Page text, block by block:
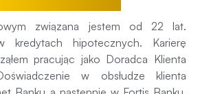
związana jestem od 22 lat.
kredytach hipotecznych. Karierę
pracując jako Doradca Klienta
w obsłudze klienta